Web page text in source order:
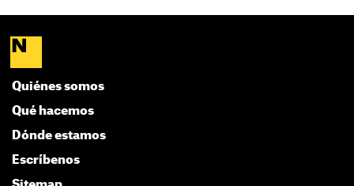
Quiénes somos
Qué hacemos
Dónde estamos
Escríbenos